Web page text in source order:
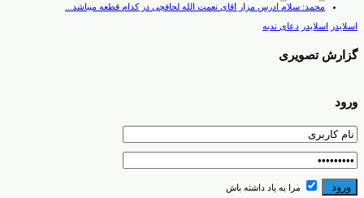
محمد: سلام ادرس مزار اقای نعمت الله لحافچی در کدام قطعه میباشد...
اسلایدر اسلایدر دعای ندبه
گزارش تصویری
ورود
مرا به یاد داشته باش